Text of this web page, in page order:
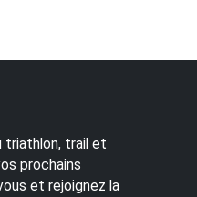
triathlon, trail et
prochains
et rejoignez la